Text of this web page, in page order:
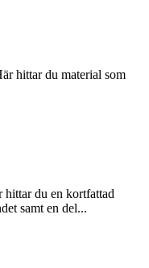
hittar du material som
du en kortfattad
samt en del...